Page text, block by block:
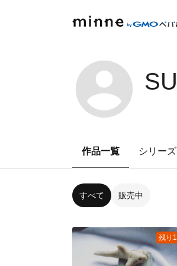
作品一覧 シリーズ
すべて 販売中
残り